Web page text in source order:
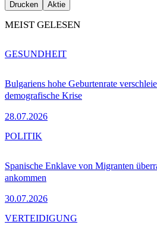
Drucken Aktie
MEIST GELESEN
Bulgariens hohe Geburtenrate
demografische Krise
28.07.2026
GESUNDHEIT
Spanische Enklave von Migranten
ankommen
30.07.2026
POLITIK
VERTEIDIGUNG